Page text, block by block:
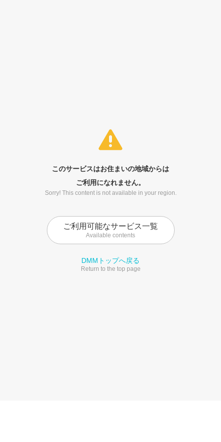
このサービスはお住まいの地域からは
ご利用になれません。
Sorry! This content is not available in your region.
ご利用可能なサービス一覧
Available contents
DMMトップへ戻る
Return to the top page